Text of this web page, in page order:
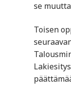
se
Toisen